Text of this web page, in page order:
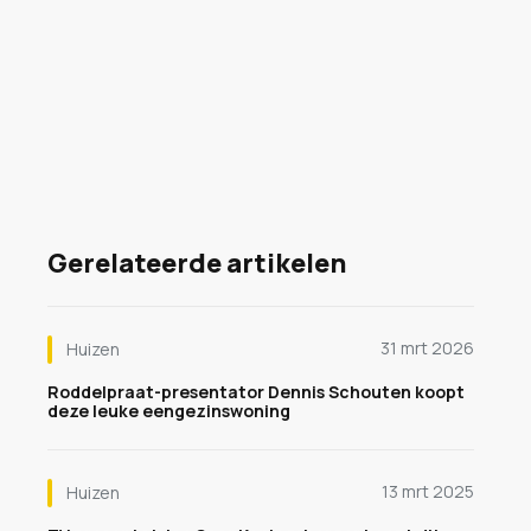
Gerelateerde artikelen
Huizen
31 mrt 2026
Roddelpraat-presentator Dennis Schouten koopt
deze leuke eengezinswoning
Huizen
13 mrt 2025